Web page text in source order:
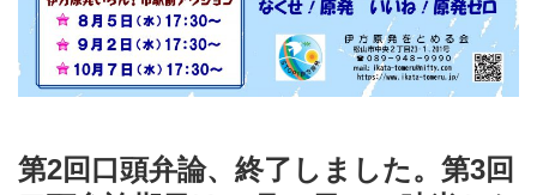
第2回口頭弁論、終了しました。第3回